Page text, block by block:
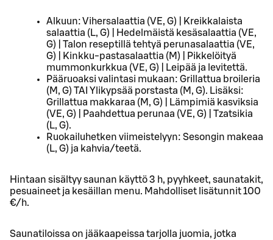
Alkuun: Vihersalaattia (VE, G) | Kreikkalaista
salaattia (L, G) | Hedelmäistä kesäsalaattia (VE,
G) | Talon reseptillä tehtyä perunasalaattia (VE,
G) | Kinkku-pastasalaattia (M) | Pikkelöityä
mummonkurkkua (VE, G) | Leipää ja levitettä.
Pääruoaksi valintasi mukaan: Grillattua broileria
(M, G) TAI Ylikypsää porstasta (M, G). Lisäksi:
Grillattua makkaraa (M, G) | Lämpimiä kasviksia
(VE, G) | Paahdettua perunaa (VE, G) | Tzatsikia
(L, G).
Ruokailuhetken viimeistelyyn: Sesongin makeaa
(L, G) ja kahvia/teetä.
Hintaan sisältyy saunan käyttö 3 h, pyyhkeet, saunatakit,
pesuaineet ja kesäillan menu. Mahdolliset lisätunnit 100
€/h.
Saunatiloissa on jääkaapeissa tarjolla juomia, jotka